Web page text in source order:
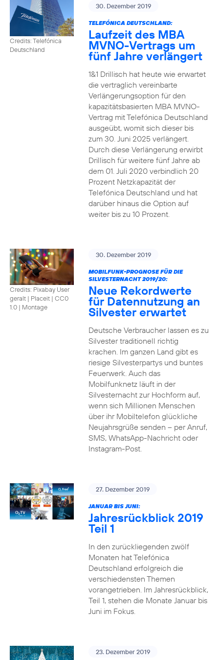
Credits: Telefónica
Deutschland
30. Dezember 2019
TELEFÓNICA DEUTSCHLAND:
Laufzeit des MBA
MVNO-Vertrags um
fünf Jahre verlängert
1&1 Drillisch hat heute wie erwartet
die vertraglich vereinbarte
Verlängerungsoption für den
kapazitätsbasierten MBA MVNO-
Vertrag mit Telefónica Deutschland
ausgeübt, womit sich dieser bis
zum 30. Juni 2025 verlängert.
Durch diese Verlängerung erwirbt
Drillisch für weitere fünf Jahre ab
dem 01. Juli 2020 verbindlich 20
Prozent Netzkapazität der
Telefónica Deutschland und hat
darüber hinaus die Option auf
weiter bis zu 10 Prozent.
Credits: Pixabay User
geralt | Placeit | CC0
1.0 | Montage
30. Dezember 2019
MOBILFUNK-PROGNOSE FÜR DIE
SILVESTERNACHT 2019/20:
Neue Rekordwerte
für Datennutzung an
Silvester erwartet
Deutsche Verbraucher lassen es zu
Silvester traditionell richtig
krachen. Im ganzen Land gibt es
riesige Silvesterpartys und buntes
Feuerwerk. Auch das
Mobilfunknetz läuft in der
Silvesternacht zur Hochform auf,
wenn sich Millionen Menschen
über ihr Mobiltelefon glückliche
Neujahrsgrüße senden – per Anruf,
SMS, WhatsApp-Nachricht oder
Instagram-Post.
27. Dezember 2019
JANUAR BIS JUNI:
Jahresrückblick 2019
Teil 1
In den zurückliegenden zwölf
Monaten hat Telefónica
Deutschland erfolgreich die
verschiedensten Themen
vorangetrieben. Im Jahresrückblick,
Teil 1, stehen die Monate Januar bis
Juni im Fokus.
23. Dezember 2019